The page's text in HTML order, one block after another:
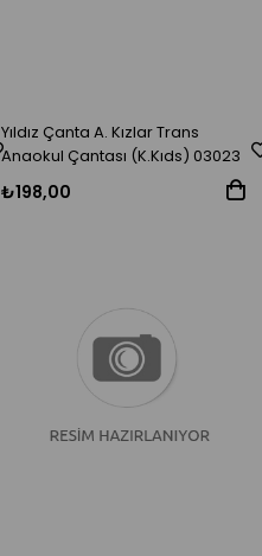
Yıldız Çanta A. Kızlar Trans
Anaokul Çantası (K.Kıds) 03023
₺198,00